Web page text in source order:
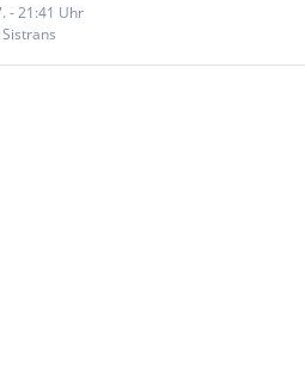
- 21:41 Uhr